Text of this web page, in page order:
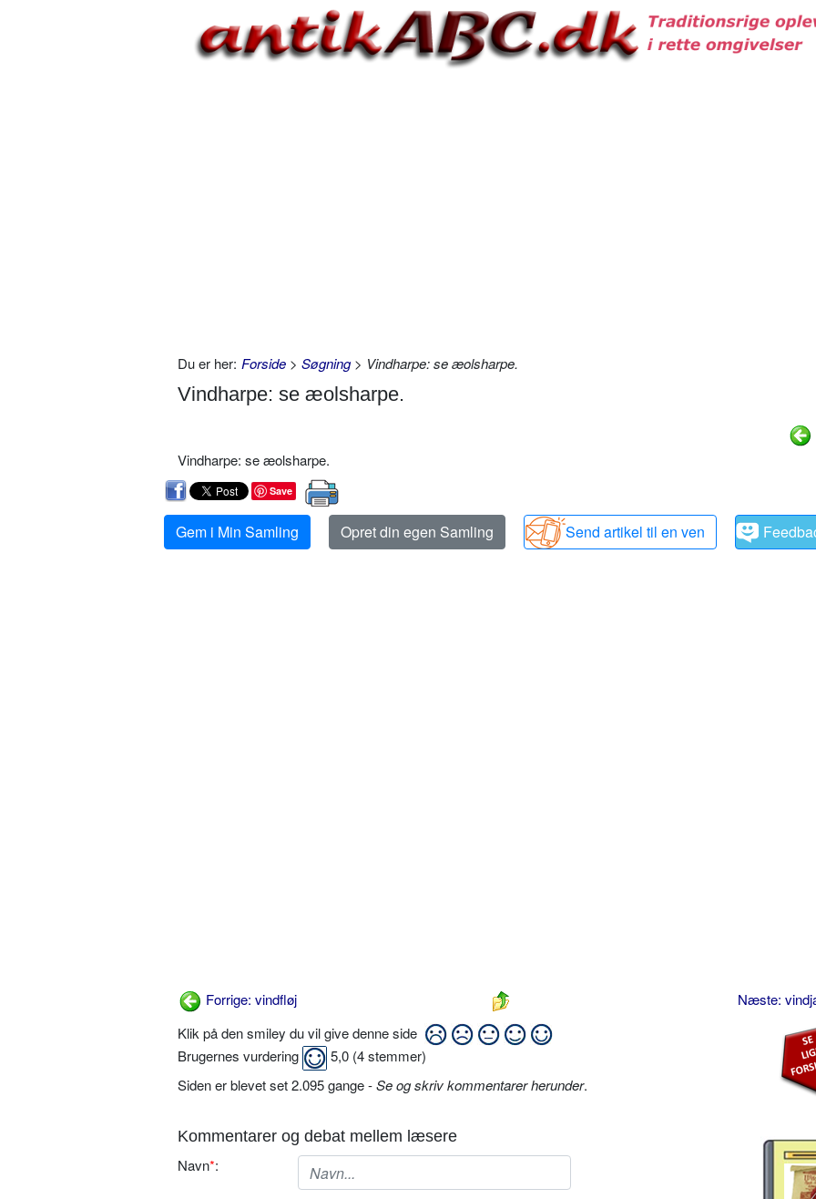
Du er her: Forside > Søgning> Vindharpe: se æolsharpe.
Vindharpe: se æolsharpe.
Vindharpe: se æolsharpe.
Save
Gem i Min Samling Opret din egen Samling Send artikel til en ven
Forrige: vindfløj
Næste:
Klik på den smiley du vil give denne side
Brugernes vurdering
5,0 (4stemmer)
Siden er blevet set 2.095 gange -Se og skriv kommentarer herunder.
Kommentarer og debat mellem læsere
Navn*: